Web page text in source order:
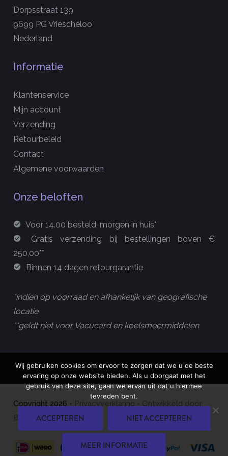
Dorpsstraat 139
9699 PG Vriescheloo
Nederland
Informatie
Klantenservice
Mijn account
Verzending
Retourbeleid
Contact
Algemene voorwaarden
Onze beloften
Voor 14.00 besteld, morgen in huis*
Gratis verzending bij bestellingen boven €
250,00**
Binnen 14 dagen retourgarantie
*indien op voorraad en afhankelijk van geografische
locatie
**geldt niet voor Vacucard en koelsmeermiddelen
Copyright 2026 - Privacyverklaring - Ontwikkeld door
Best4u Group B.V.
Wij gebruiken cookies om ervoor te zorgen dat we u de beste
ervaring op onze website bieden. Als u doorgaat met het
gebruik van deze site, gaan we ervan uit dat u hiermee
tevreden bent.
ACCEPTEREN NIET ACCEPTEREN
MEER INFORMATIE